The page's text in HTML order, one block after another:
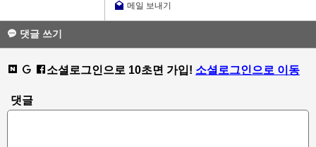
메일 보내기
댓글 쓰기
소셜로그인으로 10초면 가입! 소셜로그인으로 이동
댓글